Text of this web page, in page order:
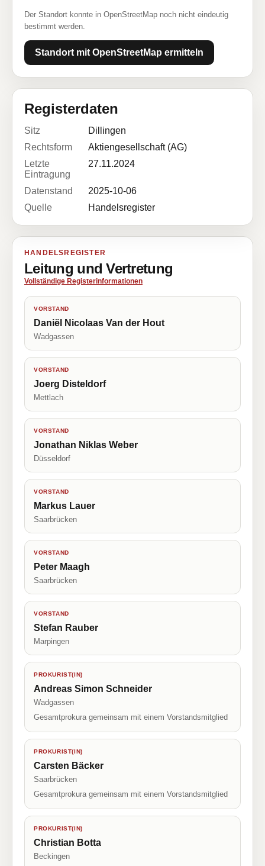
Der Standort konnte in OpenStreetMap noch nicht eindeutig
bestimmt werden.
Standort mit OpenStreetMap ermitteln
Registerdaten
Sitz
Dillingen
Rechtsform
Aktiengesellschaft (AG)
Letzte
Eintragung
27.11.2024
Datenstand
2025-10-06
Quelle
Handelsregister
HANDELSREGISTER
Leitung und Vertretung
Vollständige Registerinformationen
VORSTAND
Daniël Nicolaas Van der Hout
Wadgassen
VORSTAND
Joerg Disteldorf
Mettlach
VORSTAND
Jonathan Niklas Weber
Düsseldorf
VORSTAND
Markus Lauer
Saarbrücken
VORSTAND
Peter Maagh
Saarbrücken
VORSTAND
Stefan Rauber
Marpingen
PROKURIST(IN)
Andreas Simon Schneider
Wadgassen
Gesamtprokura gemeinsam mit einem Vorstandsmitglied
PROKURIST(IN)
Carsten Bäcker
Saarbrücken
Gesamtprokura gemeinsam mit einem Vorstandsmitglied
PROKURIST(IN)
Christian Botta
Beckingen